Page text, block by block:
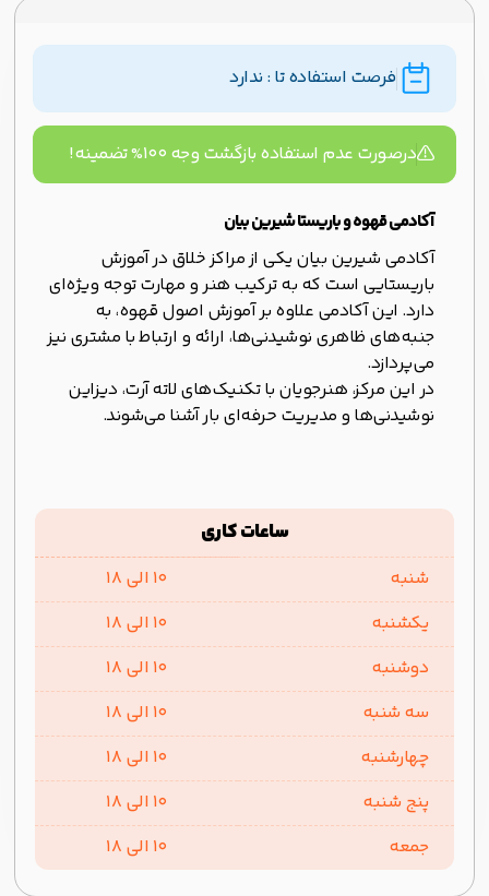
فرصت استفاده تا : ندارد
درصورت عدم استفاده بازگشت وجه ۱۰۰% تضمینه!
آکادمی قهوه و باریستا شیرین بیان
آکادمی شیرین بیان یکی از مراکز خلاق در آموزش
باریستایی است که به ترکیب هنر و مهارت توجه ویژه‌ای
دارد. این آکادمی علاوه بر آموزش اصول قهوه، به
جنبه‌های ظاهری نوشیدنی‌ها، ارائه و ارتباط با مشتری نیز
می‌پردازد.
در این مرکز، هنرجویان با تکنیک‌های لاته آرت، دیزاین
نوشیدنی‌ها و مدیریت حرفه‌ای بار آشنا می‌شوند.
ساعات کاری
شنبه
10 الی 18
یکشنبه
10 الی 18
دوشنبه
10 الی 18
سه شنبه
10 الی 18
چهارشنبه
10 الی 18
پنج شنبه
10 الی 18
جمعه
10 الی 18